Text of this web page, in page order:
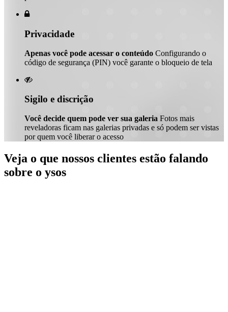

Privacidade
Apenas você pode acessar o conteúdo Configurando o
código de segurança (PIN) você garante o bloqueio de tela

Sigilo e discrição
Você decide quem pode ver sua galeria Fotos mais
reveladoras ficam nas galerias privadas e só podem ser vistas
por quem você liberar o acesso
Veja o que nossos clientes estão falando
sobre o ysos